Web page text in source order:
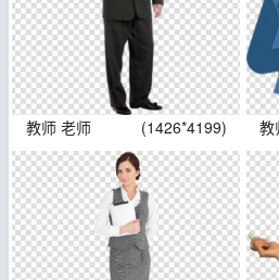
教师 老师 (1426*4199) 教